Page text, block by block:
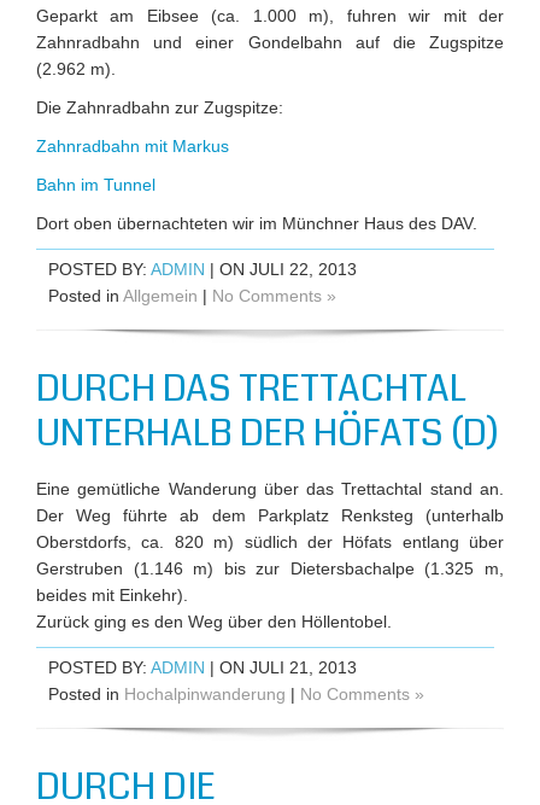
Geparkt am Eibsee (ca. 1.000 m), fuhren wir mit der
Zahnradbahn und einer Gondelbahn auf die Zugspitze
(2.962 m).
Die Zahnradbahn zur Zugspitze:
Zahnradbahn mit Markus
Bahn im Tunnel
Dort oben übernachteten wir im Münchner Haus des DAV.
POSTED BY: ADMIN | ON JULI 22, 2013
Posted in Allgemein | No Comments »
DURCH DAS TRETTACHTAL
UNTERHALB DER HÖFATS (D)
Eine gemütliche Wanderung über das Trettachtal stand an.
Der Weg führte ab dem Parkplatz Renksteg (unterhalb
Oberstdorfs, ca. 820 m) südlich der Höfats entlang über
Gerstruben (1.146 m) bis zur Dietersbachalpe (1.325 m,
beides mit Einkehr).
Zurück ging es den Weg über den Höllentobel.
POSTED BY: ADMIN | ON JULI 21, 2013
Posted in Hochalpinwanderung | No Comments »
DURCH DIE